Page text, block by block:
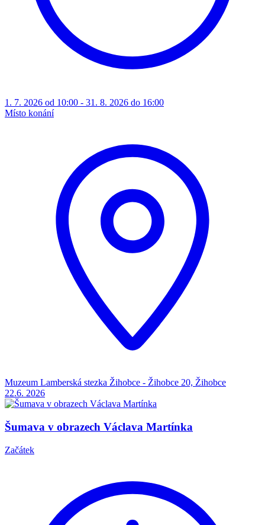
1. 7. 2026 od 10:00 - 31. 8. 2026 do 16:00
Místo konání
Muzeum Lamberská stezka Žihobce - Žihobce 20, Žihobce
22.6. 2026
Šumava v obrazech Václava Martínka
Začátek